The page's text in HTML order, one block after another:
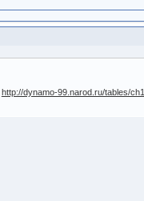
http://dynamo-99.narod.ru/tables/